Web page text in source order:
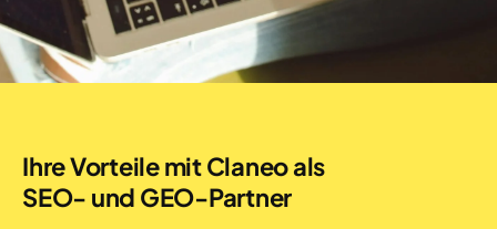
Ihre Vorteile mit Claneo als
SEO- und GEO-Partner